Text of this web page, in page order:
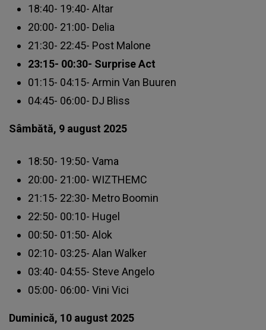
18:40- 19:40- Altar
20:00- 21:00- Delia
21:30- 22:45- Post Malone
23:15- 00:30- Surprise Act
01:15- 04:15- Armin Van Buuren
04:45- 06:00- DJ Bliss
Sâmbătă, 9 august 2025
18:50- 19:50- Vama
20:00- 21:00- WIZTHEMC
21:15- 22:30- Metro Boomin
22:50- 00:10- Hugel
00:50- 01:50- Alok
02:10- 03:25- Alan Walker
03:40- 04:55- Steve Angelo
05:00- 06:00- Vini Vici
Duminică, 10 august 2025